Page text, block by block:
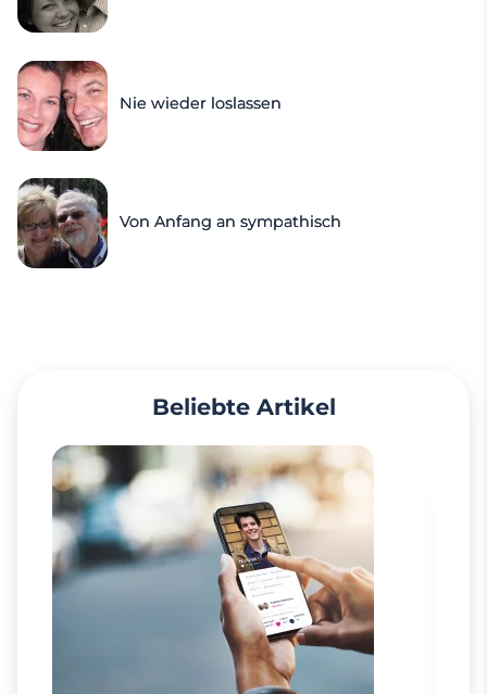
Nie wieder loslassen
Von Anfang an sympathisch
Beliebte Artikel